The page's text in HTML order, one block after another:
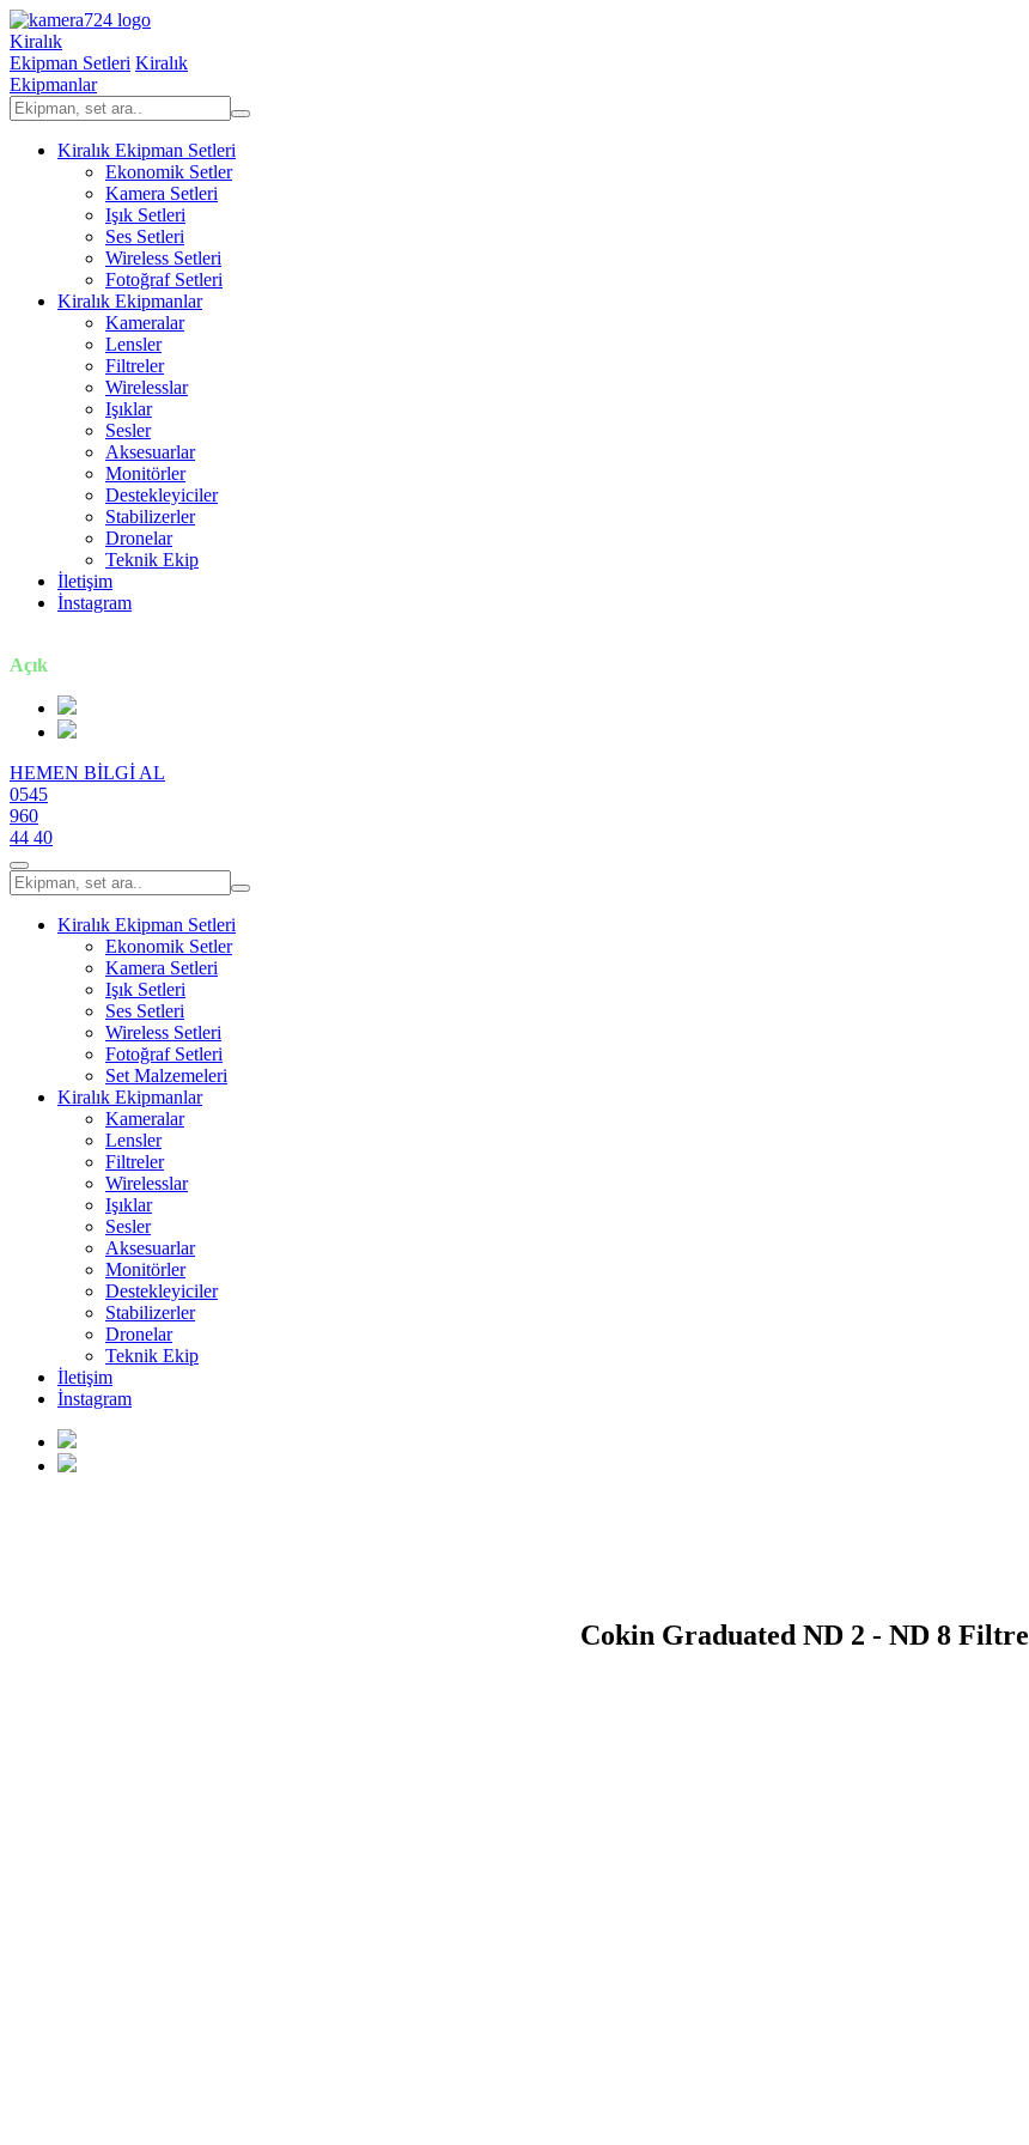
Kiralık
Ekipman Setleri Kiralık
Ekipmanlar
Kiralık Ekipman Setleri
Ekonomik Setler
Kamera Setleri
Işık Setleri
Ses Setleri
Wireless Setleri
Fotoğraf Setleri
Kiralık Ekipmanlar
Kameralar
Lensler
Filtreler
Wirelesslar
Işıklar
Sesler
Aksesuarlar
Monitörler
Destekleyiciler
Stabilizerler
Dronelar
Teknik Ekip
İletişim
İnstagram
Açık
HEMEN BİLGİ AL
0545
960
44 40
Kiralık Ekipman Setleri
Ekonomik Setler
Kamera Setleri
Işık Setleri
Ses Setleri
Wireless Setleri
Fotoğraf Setleri
Set Malzemeleri
Kiralık Ekipmanlar
Kameralar
Lensler
Filtreler
Wirelesslar
Işıklar
Sesler
Aksesuarlar
Monitörler
Destekleyiciler
Stabilizerler
Dronelar
Teknik Ekip
İletişim
İnstagram
Cokin Graduated ND 2 - ND 8 Filtre